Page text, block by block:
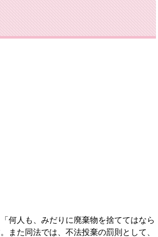
何人も、みだりに廃棄物を捨ててはなら
また同法では、不法投棄の罰則として、